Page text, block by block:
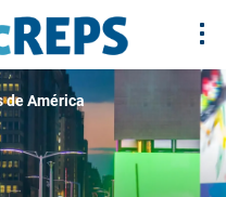
de América